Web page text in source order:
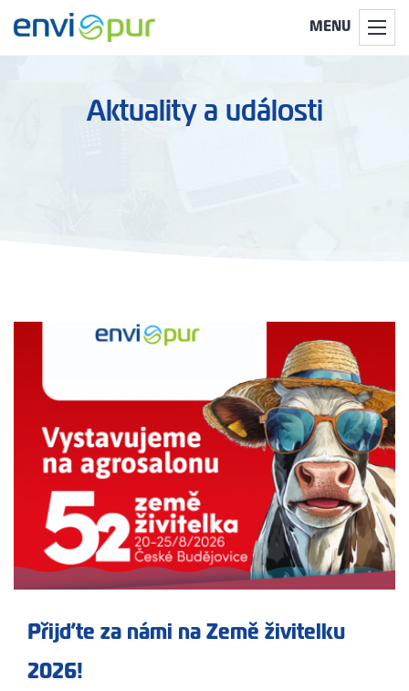
MENU
Aktuality a události
Přijďte za námi na Země živitelku
2026!